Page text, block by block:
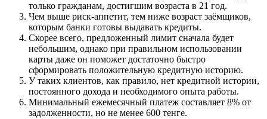
только гражданам, достигшим возраста в 21 год.
Чем выше риск-аппетит, тем ниже возраст заёмщиков,
которым банки готовы выдавать кредиты.
Скорее всего, предложенный лимит сначала будет
небольшим, однако при правильном использовании
карты даже он поможет достаточно быстро
сформировать положительную кредитную историю.
У таких клиентов, как правило, нет кредитной истории,
постоянного дохода и необходимого опыта работы.
Минимальный ежемесячный платеж составляет 8% от
задолженности, но не менее 600 тенге.